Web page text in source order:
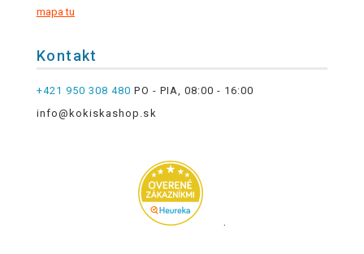
mapa tu
Kontakt
+421 950 308 480 PO - PIA, 08:00 - 16:00
info@kokiskashop.sk
.